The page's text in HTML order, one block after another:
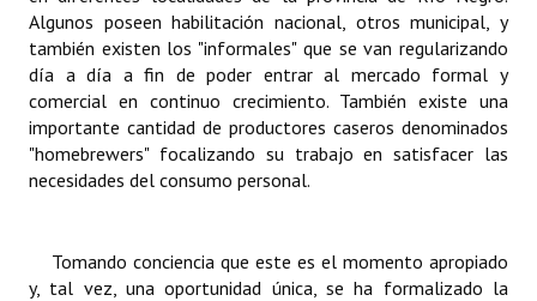
Mujeres que Dejaron Huellas - Registro
Periodistas Decanos - Registro
Ciudadano Ilustre - Registro
Banca del Vecino - Registro
Antiguos Pobladores - Registro
Algunos poseen habilitación nacional, otros municipal, y
también existen los "informales" que se van regularizando
día a día a fin de poder entrar al mercado formal y
comercial en continuo crecimiento. También existe una
importante cantidad de productores caseros denominados
"homebrewers" focalizando su trabajo en satisfacer las
necesidades del consumo personal.
Tomando conciencia que este es el momento apropiado
y, tal vez, una oportunidad única, se ha formalizado la